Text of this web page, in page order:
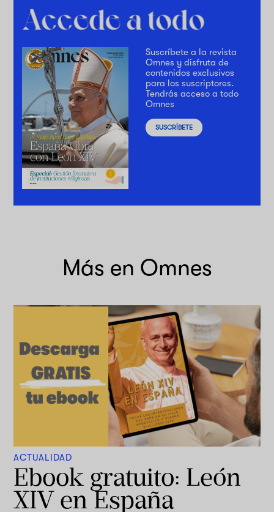
Suscríbete a la revista
Omnes y disfruta de
contenidos exclusivos
para los suscriptores.
Tendrás acceso a todo
Omnes
SUSCRÍBETE
Más en Omnes
ACTUALIDAD
Ebook gratuito: León
XIV en España